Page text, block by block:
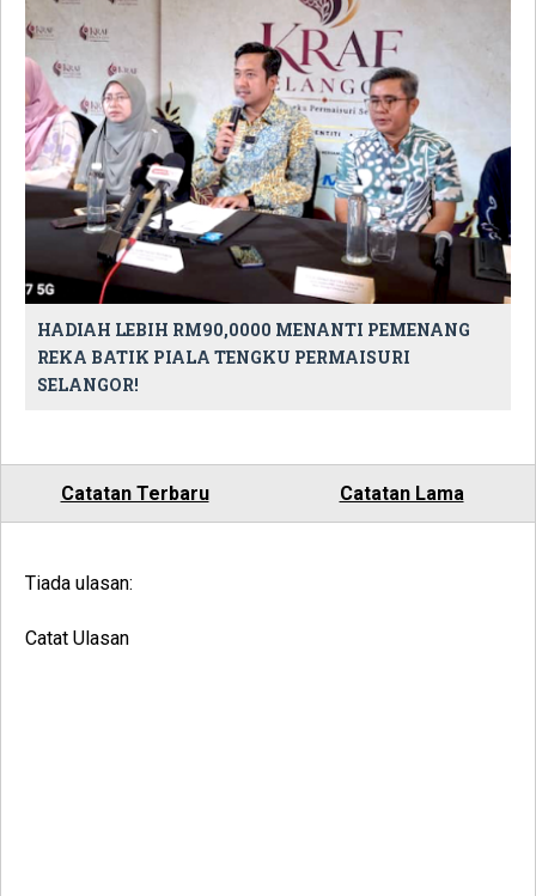
HADIAH LEBIH RM90,0000 MENANTI PEMENANG
REKA BATIK PIALA TENGKU PERMAISURI
SELANGOR!
Catatan Terbaru Catatan Lama
Tiada ulasan:
Catat Ulasan